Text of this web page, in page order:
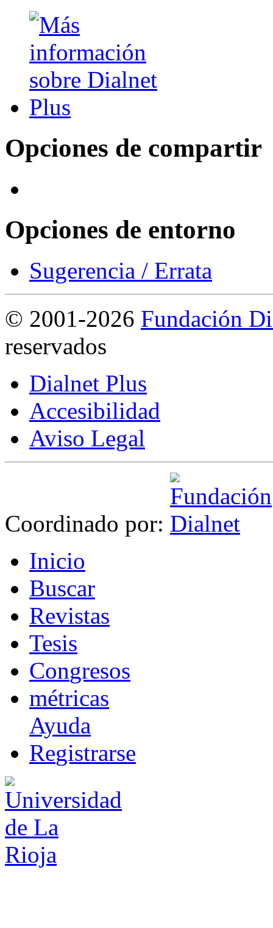
Opciones de compartir
Opciones de entorno
Sugerencia / Errata
© 2001-2026 Fundación
reservados
Dialnet Plus
Accesibilidad
Aviso Legal
Coordinado por:
Inicio
Buscar
Revistas
Tesis
Congresos
métricas
Ayuda
Registrarse